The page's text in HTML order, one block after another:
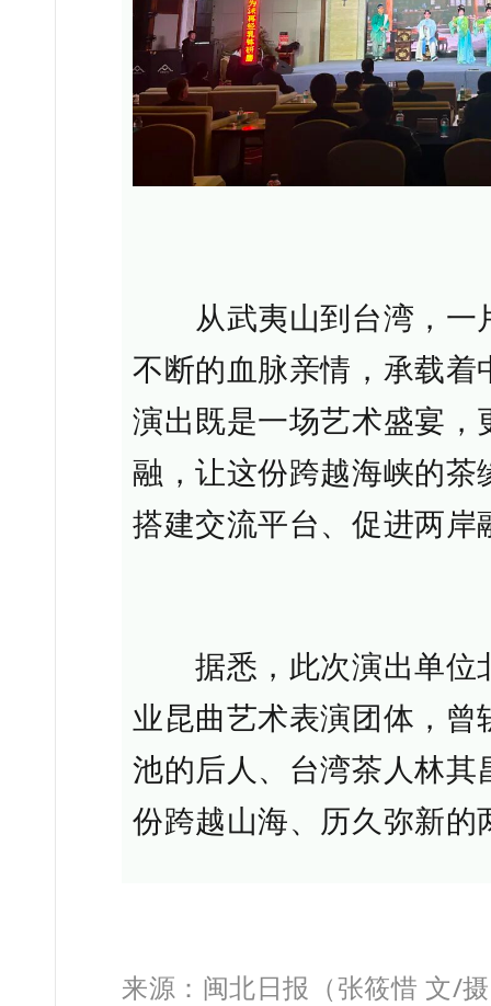
从武夷山到台湾，一
不断的血脉亲情，承载
演出既是一场艺术盛宴
融，让这份跨越海峡的
搭建交流平台、促进两岸
据悉，此次演出单位
业昆曲艺术表演团体，
池的后人、台湾茶人林
份跨越山海、历久弥新的
来源：闽北日报 （张筱惜 文/